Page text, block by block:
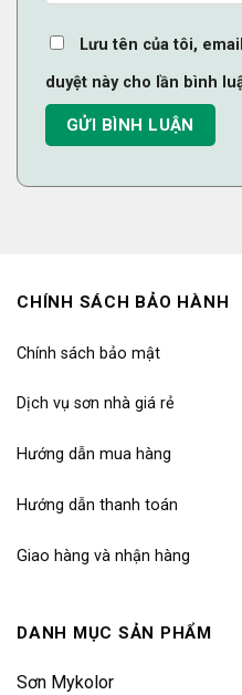
Lưu tên của tôi,
duyệt này cho lần bình
CHÍNH SÁCH BẢO HÀNH
Chính sách bảo mật
Dịch vụ sơn nhà giá rẻ
Hướng dẫn mua hàng
Hướng dẫn thanh toán
Giao hàng và nhận hàng
DANH MỤC SẢN PHẨM
Sơn Mykolor